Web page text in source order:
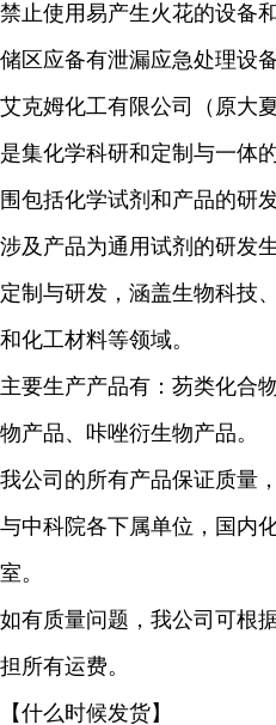
禁止使用易产生火花的设备和
储区应备有泄漏应急处理设
艾克姆化工有限公司（原大
是集化学科研和定制与一体
围包括化学试剂和产品的研
涉及产品为通用试剂的研发
定制与研发，涵盖生物科技
和化工材料等领域。
主要生产产品有：芴类化合
物产品、咔唑衍生物产品。
我公司的所有产品保证质量
与中科院各下属单位，国内
室。
如有质量问题，我公司可根
担所有运费
【什么时候发货】